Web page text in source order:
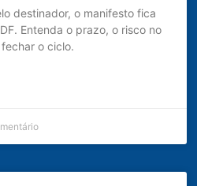
destinador, o manifesto fica
Entenda o prazo, o risco no
fechar o ciclo.